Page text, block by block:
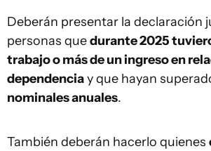
Deberán presentar la declaración
personas quedurante 2025
trabajo o más de un ingreso en
dependenciay que hayan
nominales anuales.
También deberán hacerlo quienes